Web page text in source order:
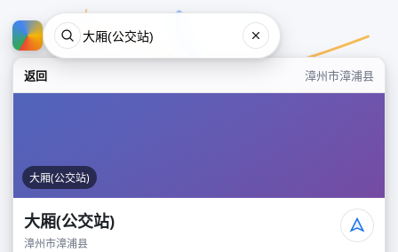
返回 漳州市漳浦县
大厢(公交站)
大厢(公交站)
漳州市漳浦县